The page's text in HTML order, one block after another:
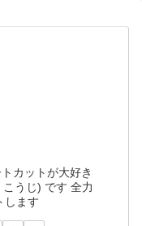
カットが大好き
うじ) です 全力
します